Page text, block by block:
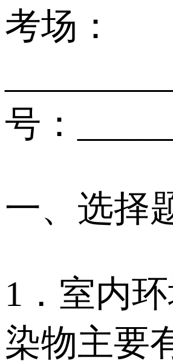
考场：
号：
一、选择
1．室内
染物主要